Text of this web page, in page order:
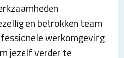
en betrokken team
werkomgeving
jezelf verder te